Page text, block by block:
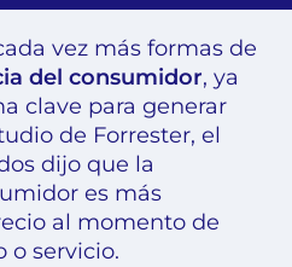
vez más formas de
del consumidor, ya
clave para generar
de Forrester, el
dijo que la
es más
al momento de
o servicio.